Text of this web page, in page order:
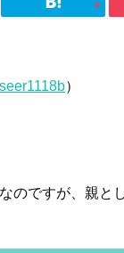
）
のですが、親と